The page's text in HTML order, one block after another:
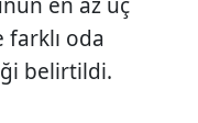
oda
belirtildi.